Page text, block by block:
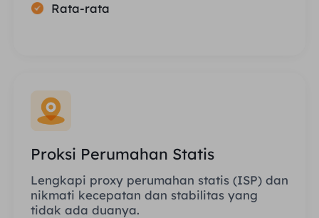
Rata-rata
Proksi Perumahan Statis
Lengkapi proxy perumahan statis (ISP) dan
nikmati kecepatan dan stabilitas yang
tidak ada duanya.